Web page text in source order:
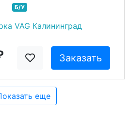
Б/У
VAG Калининград
Заказать
еще